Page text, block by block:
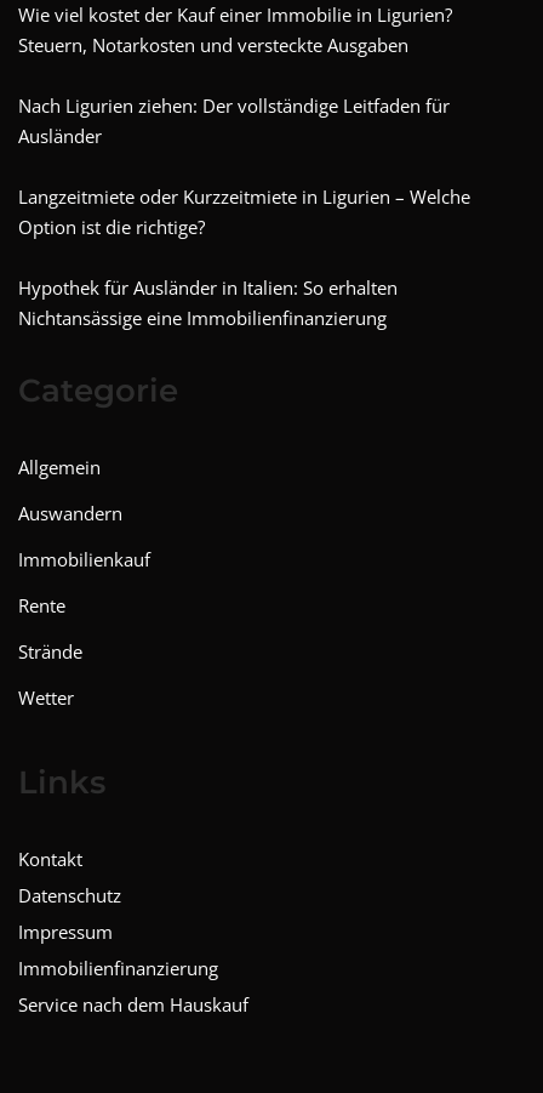
Wie viel kostet der Kauf einer Immobilie in Ligurien?
Steuern, Notarkosten und versteckte Ausgaben
Nach Ligurien ziehen: Der vollständige Leitfaden für
Ausländer
Langzeitmiete oder Kurzzeitmiete in Ligurien – Welche
Option ist die richtige?
Hypothek für Ausländer in Italien: So erhalten
Nichtansässige eine Immobilienfinanzierung
Categorie
Allgemein
Auswandern
Immobilienkauf
Rente
Strände
Wetter
Links
Kontakt
Datenschutz
Impressum
Immobilienfinanzierung
Service nach dem Hauskauf